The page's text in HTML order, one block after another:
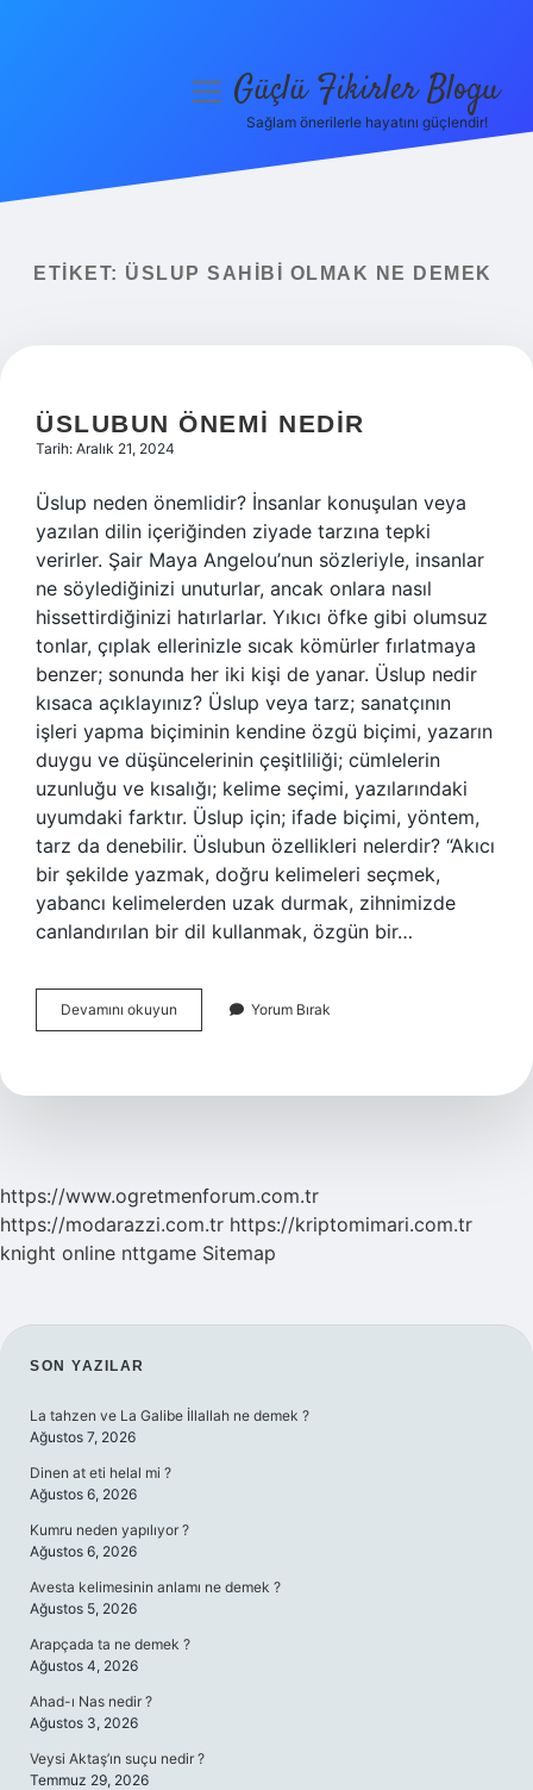
Yasal Uyarı
menüyüGüçlü Fikirler Blogu
Sağlam önerilerle hayatını güçlendir!
ETIKET: ÜSLUP SAHIBI OLMAK NE DEMEK
ÜSLUBUN ÖNEMI NEDIR
Tarih: Aralık 21, 2024
Üslup neden önemlidir? İnsanlar konuşulan veya
yazılan dilin içeriğinden ziyade tarzına tepki
verirler. Şair Maya Angelou’nun sözleriyle, insanlar
ne söylediğinizi unuturlar, ancak onlara nasıl
hissettirdiğinizi hatırlarlar. Yıkıcı öfke gibi olumsuz
tonlar, çıplak ellerinizle sıcak kömürler fırlatmaya
benzer; sonunda her iki kişi de yanar. Üslup nedir
kısaca açıklayınız? Üslup veya tarz; sanatçının
işleri yapma biçiminin kendine özgü biçimi, yazarın
duygu ve düşüncelerinin çeşitliliği; cümlelerin
uzunluğu ve kısalığı; kelime seçimi, yazılarındaki
uyumdaki farktır. Üslup için; ifade biçimi, yöntem,
tarz da denebilir. Üslubun özellikleri nelerdir? “Akıcı
bir şekilde yazmak, doğru kelimeleri seçmek,
yabancı kelimelerden uzak durmak, zihnimizde
canlandırılan bir dil kullanmak, özgün bir…
Devamını okuyun Üslubun
Önemi
Yorum Bırak
https://www.ogretmenforum.com.tr
https://modarazzi.com.tr https://kriptomimari.com.tr
knight online nttgame Sitemap
SIDEBAR
SON YAZILAR
La tahzen ve La Galibe İllallah ne demek ?
Ağustos 7, 2026
Dinen at eti helal mi ?
Ağustos 6, 2026
Kumru neden yapılıyor ?
Ağustos 6, 2026
Avesta kelimesinin anlamı ne demek ?
Ağustos 5, 2026
Arapçada ta ne demek ?
Ağustos 4, 2026
Ahad-ı Nas nedir ?
Ağustos 3, 2026
Veysi Aktaş’ın suçu nedir ?
Temmuz 29, 2026